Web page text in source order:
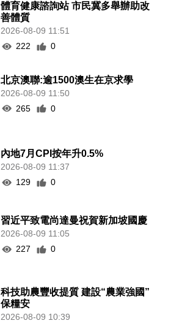
體育健康諮詢站 市民冀多舉辦助改
善體質
2026-08-09 11:51
222
0
北京澳聯:逾1500澳生在京求學
2026-08-09 11:50
265
0
內地7月CPI按年升0.5%
2026-08-09 11:37
129
0
習近平致電尚達曼祝賀新加坡國慶
2026-08-09 11:05
227
0
科技助農豐收提質 建設“農業強國”
保糧安
2026-08-09 10:39